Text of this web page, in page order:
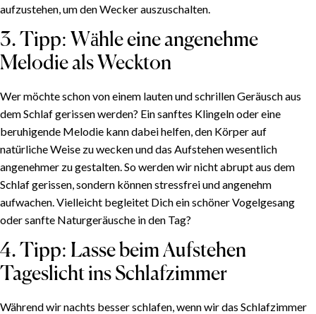
aufzustehen, um den Wecker auszuschalten.
3. Tipp: Wähle eine angenehme
Melodie als Weckton
Wer möchte schon von einem lauten und schrillen Geräusch aus
dem Schlaf gerissen werden? Ein sanftes Klingeln oder eine
beruhigende Melodie kann dabei helfen, den Körper auf
natürliche Weise zu wecken und das Aufstehen wesentlich
angenehmer zu gestalten. So werden wir nicht abrupt aus dem
Schlaf gerissen, sondern können stressfrei und angenehm
aufwachen. Vielleicht begleitet Dich ein schöner Vogelgesang
oder sanfte Naturgeräusche in den Tag?
4. Tipp: Lasse beim Aufstehen
Tageslicht ins Schlafzimmer
Während wir nachts besser schlafen, wenn wir das Schlafzimmer